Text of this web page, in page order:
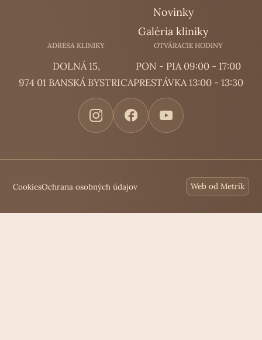
Novinky
Galéria kliniky
ADRESA KLINIKY
DOLNÁ 15,
974 01 BANSKÁ BYSTRICA
OTVÁRACIE HODINY
PON - PIA 09:00 - 17:00
PRESTÁVKA 13:00 - 13:30
CookiesOchrana osobných údajov Web od Metrik